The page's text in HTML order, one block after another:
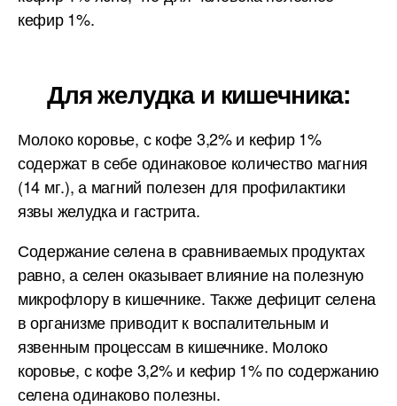
кефир 1%.
Для желудка и кишечника:
Молоко коровье, с кофе 3,2% и кефир 1%
содержат в себе одинаковое количество магния
(14 мг.), а магний полезен для профилактики
язвы желудка и гастрита.
Содержание селена в сравниваемых продуктах
равно, а селен оказывает влияние на полезную
микрофлору в кишечнике. Также дефицит селена
в организме приводит к воспалительным и
язвенным процессам в кишечнике. Молоко
коровье, с кофе 3,2% и кефир 1% по содержанию
селена одинаково полезны.